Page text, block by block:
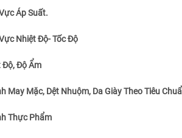
Áp Suất.
Nhiệt Độ- Tốc Độ
Độ, Độ Ẩm
May Mặc, Dệt Nhuộm, Da Giày Theo Tiêu
Thực Phẩm